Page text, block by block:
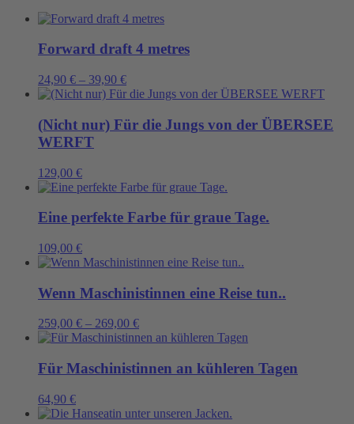
Forward draft 4 metres
24,90 € – 39,90 €
(Nicht nur) Für die Jungs von der ÜBERSEE
WERFT
129,00 €
Eine perfekte Farbe für graue Tage.
109,00 €
Wenn Maschinistinnen eine Reise tun..
259,00 € – 269,00 €
Für Maschinistinnen an kühleren Tagen
64,90 €